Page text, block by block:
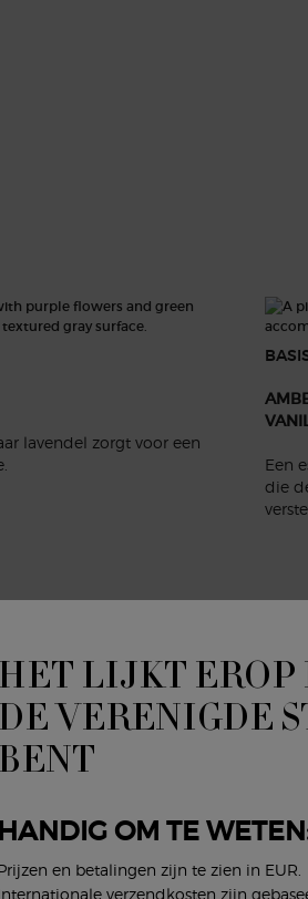
lavendel zorgt voor een
Een
die
-25%
HET LIJKT EROP
DE VERENIGDE
BENT
HANDIG OM TE
en betalingen zijn te zien in EUR.
verzendkosten zijn